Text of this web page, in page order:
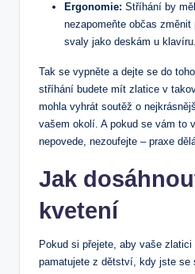
Ergonomie: Stříhání by
nezapomeňte občas
svaly jako deskám u klavíru.
Tak se vypněte a dejte se do
stříhání budete mít zlatice v
mohla vyhrát soutěž o
vašem okolí. A pokud se vám to
nepovede, nezoufejte – praxe
Jak
kvetení
Pokud si přejete, aby vaše
pamatujete z dětství, kdy jste se